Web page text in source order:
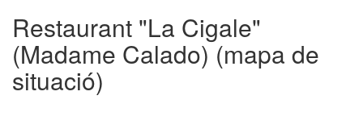
Restaurant "La Cigale"
(Madame Calado)(mapa de
situació)